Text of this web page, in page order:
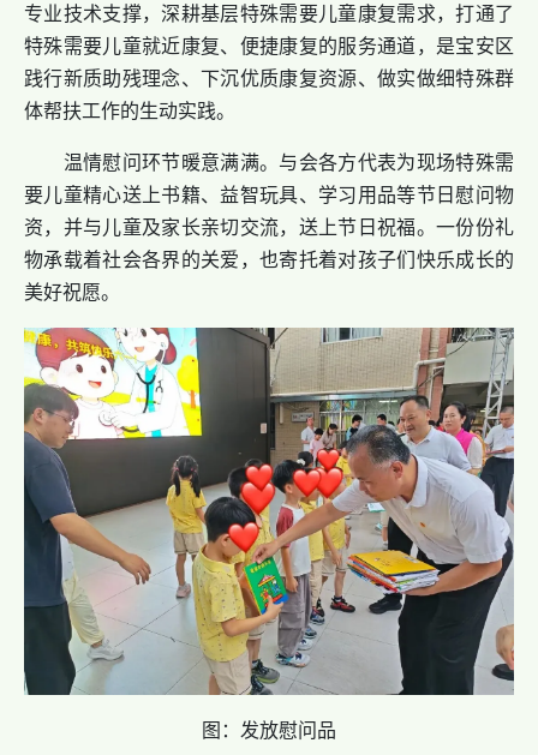
专业技术支撑，深耕基层特殊需要儿童康复需求，打通了
特殊需要儿童就近康复、便捷康复的服务通道，是宝安区
践行新质助残理念、下沉优质康复资源、做实做细特殊群
体帮扶工作的生动实践。
温情慰问环节暖意满满。与会各方代表为现场特殊需
要儿童精心送上书籍、益智玩具、学习用品等节日慰问物
资，并与儿童及家长亲切交流，送上节日祝福。一份份礼
物承载着社会各界的关爱，也寄托着对孩子们快乐成长的
美好祝愿。
图：发放慰问品